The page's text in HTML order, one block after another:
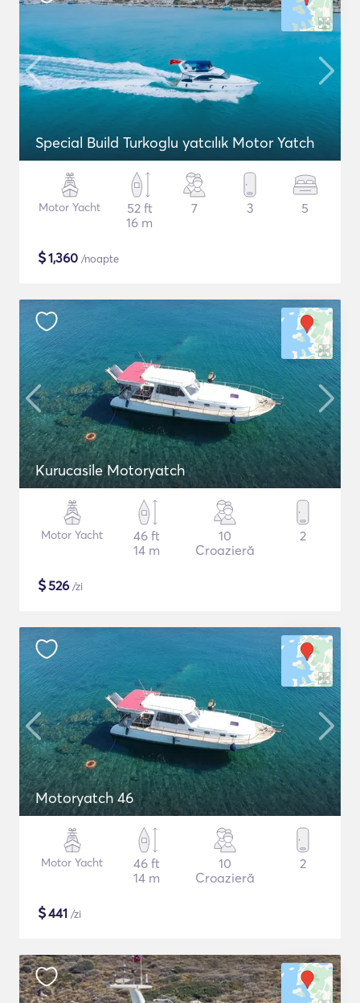
Special Build Turkoglu yatcılık Motor Yatch
Motor Yacht
52 ft
16 m
7 3 5
$1,360 /noapte
Kurucasile Motoryatch
Motor Yacht
46 ft
14 m
10
Croazieră
2
$526 /zi
Motoryatch 46
Motor Yacht
46 ft
14 m
10
Croazieră
2
$441 /zi